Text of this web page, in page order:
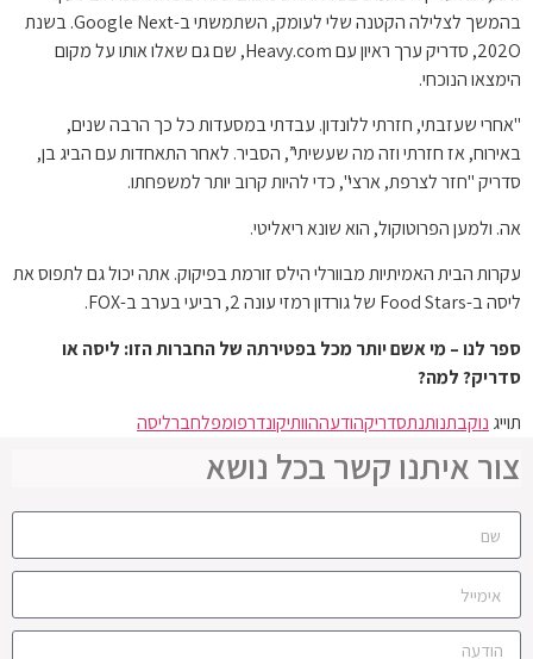
בהמשך לצלילה הקטנה שלי לעומק, השתמשתי ב-Google Next. בשנת
202O, סדריק ערך ראיון עם Heavy.com, שם גם שאלו אותו על מקום
הימצאו הנוכחי.
"אחרי שעזבתי, חזרתי ללונדון. עבדתי במסעדות כל כך הרבה שנים,
באירוח, אז חזרתי וזה מה שעשיתי”, הסביר. לאחר התאחדות עם הביג בן,
סדריק "חזר לצרפת, ארצי", כדי להיות קרוב יותר למשפחתו.
אה. ולמען הפרוטוקול, הוא שונא ריאליטי.
עקרות הבית האמיתיות מבוורלי הילס זורמת בפיקוק. אתה יכול גם לתפוס את
ליסה ב-Food Stars של גורדון רמזי עונה 2, רביעי בערב ב-FOX.
ספר לנו – מי אשם יותר מכל בפטירתה של החברות הזו: ליסה או
סדריק? למה?
תוייג נוקבתנותנתסדריקהודעההוותיקונדרפומפלחברליסה
צור איתנו קשר בכל נושא